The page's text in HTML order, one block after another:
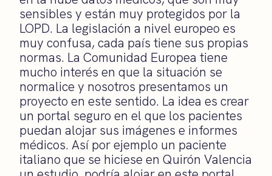
sensibles y están muy protegidos por la
LOPD. La legislación a nivel europeo es
muy confusa, cada país tiene sus propias
normas. La Comunidad Europea tiene
mucho interés en que la situación se
normalice y nosotros presentamos un
proyecto en este sentido. La idea es crear
un portal seguro en el que los pacientes
puedan alojar sus imágenes e informes
médicos. Así por ejemplo un paciente
italiano que se hiciese en Quirón Valencia